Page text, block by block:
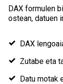
DAX formulen
ostean, datuen
DAX
Zutabe eta
Datu motak